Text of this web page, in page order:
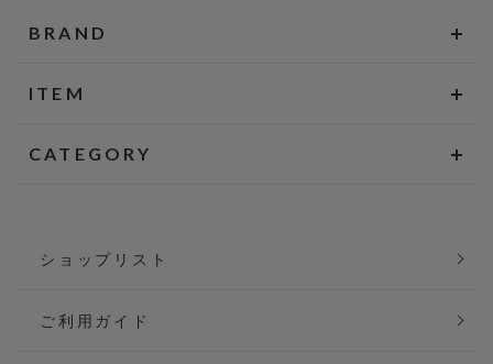
BRAND
ITEM
CATEGORY
ショップリスト
ご利用ガイド